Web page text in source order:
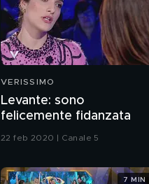
VERISSIMO
Levante: sono
felicemente fidanzata
22 feb 2020 | Canale 5
7 MIN